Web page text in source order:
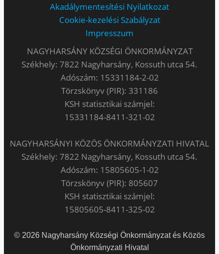
Akadálymentesítési Nyilatkozat
Cookie-kezelési Szabályzat
Impresszum
NAGYHARSÁNY KÖZSÉGI ÖNKORMÁNYZAT
Székhely: 7822 Nagyharsány, Kossuth utca 54.
Adószám: 15331184-2-02
Törzskönyv (PIR): 331186
KSH statisztikai számjel:
15331184-8411-321-02
NAGYHARSÁNYI KÖZÖS ÖNKORMÁNYZATI HIVATAL
Székhely: 7822 Nagyharsány, Kossuth utca 54.
Adószám: 15805605-1-02
Törzskönyv (PIR): 805607
KSH statisztikai számjel:
15805605-8411-325-02
© 2026 Nagyharsány Községi Önkormányzat és Közös
Önkormányzati Hivatal